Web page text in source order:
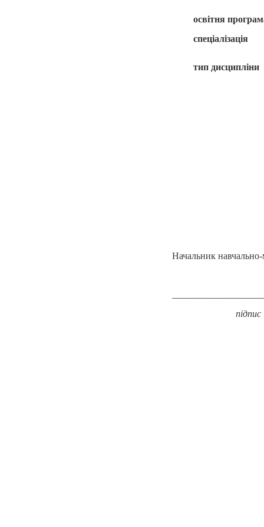
освітня
спеціалізація
тип дисципліни
Начальник навчально-
підпис